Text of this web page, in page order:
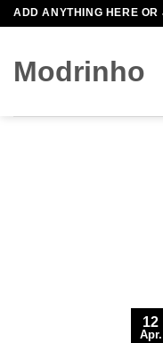
ZumADD ANYTHING HERE OR
Modrinho
12
Apr.